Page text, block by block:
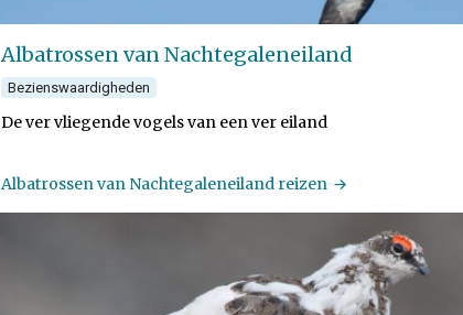
Albatrossen van Nachtegaleneiland
Bezienswaardigheden
De ver vliegende vogels van een ver eiland
Albatrossen van Nachtegaleneiland reizen